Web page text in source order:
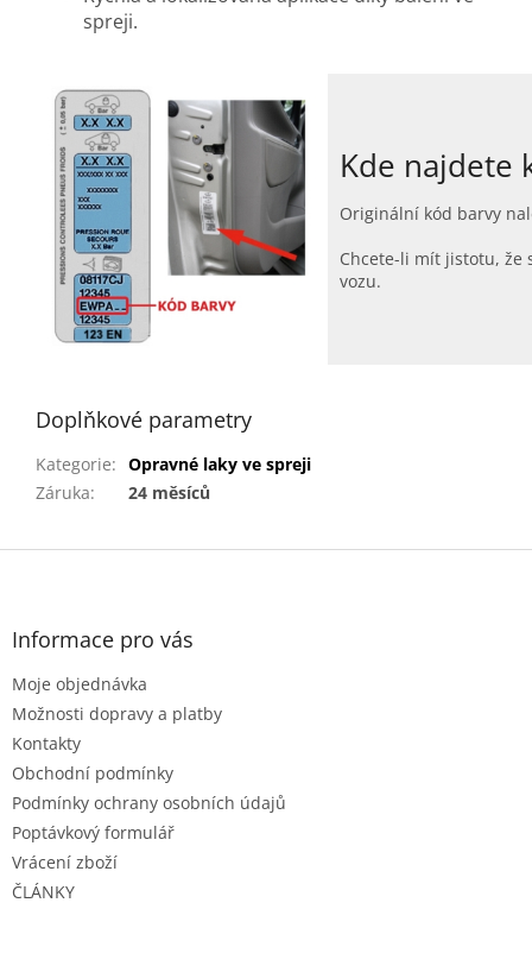
spreji.
Kde najdete
Originální kód barvy
Chcete-li mít jistotu, že
vozu.
Doplňkové parametry
Kategorie: Opravné laky ve spreji
Záruka: 24 měsíců
Z
Informace pro vás
Moje objednávka
Možnosti dopravy a platby
Kontakty
Obchodní podmínky
Podmínky ochrany osobních údajů
Poptávkový formulář
Vrácení zboží
ČLÁNKY